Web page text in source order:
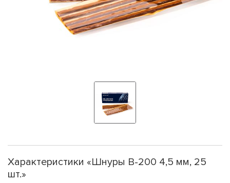
Характеристики «Шнуры В-200 4,5 мм, 25
шт.»